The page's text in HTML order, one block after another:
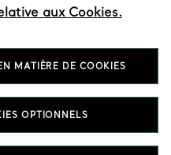
aux Cookies.
MATIÈRE DE COOKIES
OPTIONNELS